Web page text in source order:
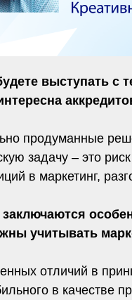
выступать с
продуманные
задачу – это
в маркетинг,
учитывать
отличий в
в качестве